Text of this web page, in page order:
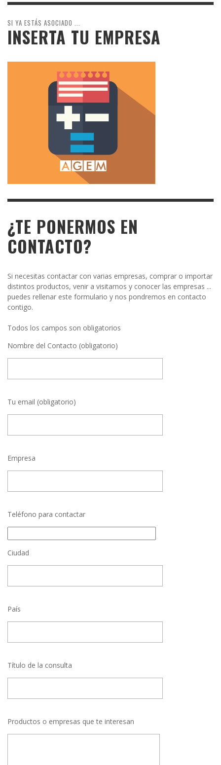
SI YA ESTÁS ASOCIADO ...
INSERTA TU EMPRESA
¿TE PONERMOS EN
CONTACTO?
Si necesitas contactar con varias empresas, comprar o importar
distintos productos, venir a visitarnos y conocer las empresas ...
puedes rellenar este formulario y nos pondremos en contacto
contigo.
Todos los campos son obligatorios
Nombre del Contacto (obligatorio)
Tu email (obligatorio)
Empresa
Teléfono para contactar
Ciudad
País
Título de la consulta
Productos o empresas que te interesan